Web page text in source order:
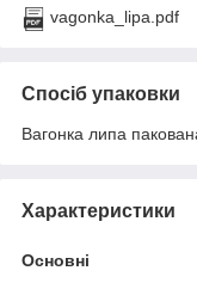
vagonka_lipa.pdf
Спосіб упаковки
Вагонка липа
Характеристики
Основні